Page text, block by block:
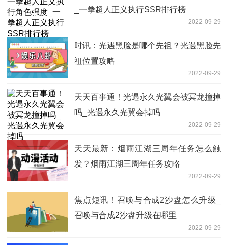
_一拳超人正义执行SSR排行榜
2022-09-29
时讯：光遇黑脸是哪个先祖？光遇黑脸先
祖位置攻略
2022-09-29
天天百事通！光遇永久光翼会被冥龙撞掉
吗_光遇永久光翼会掉吗
2022-09-29
天天最新：烟雨江湖三周年任务怎么触
发？烟雨江湖三周年任务攻略
2022-09-29
焦点短讯！召唤与合成2沙盘怎么升级_
召唤与合成2沙盘升级在哪里
2022-09-29